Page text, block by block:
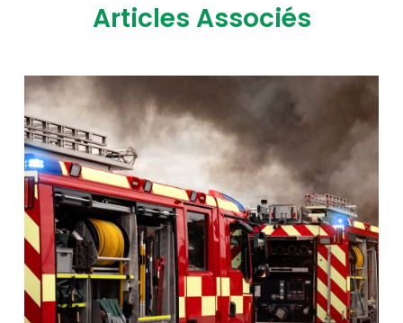
Articles Associés